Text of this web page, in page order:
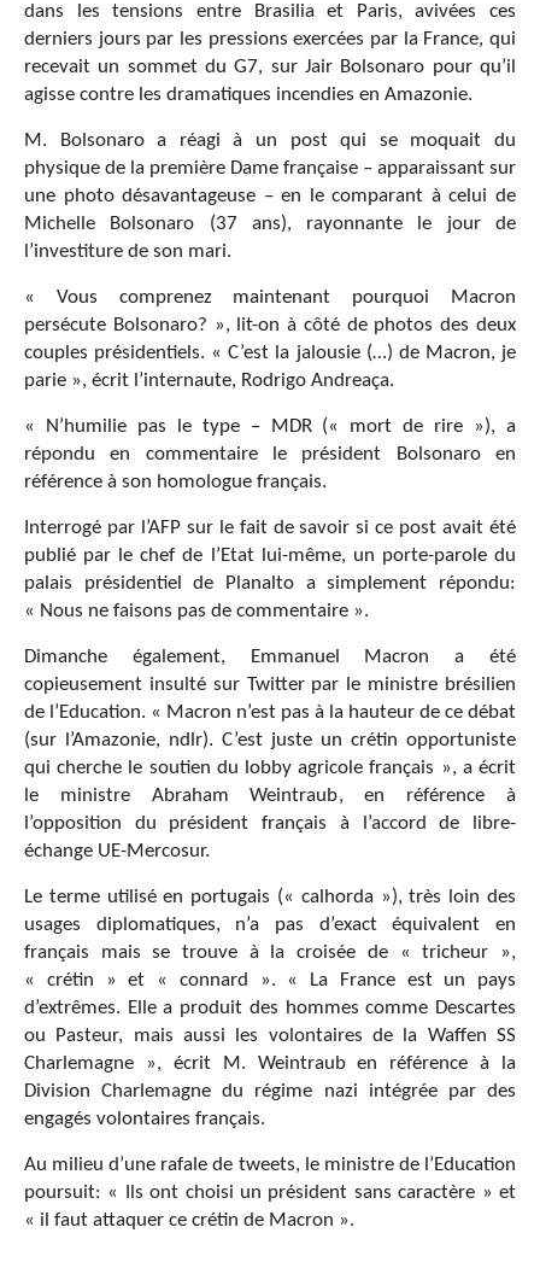
dans les tensions entre Brasilia et Paris, avivées ces
derniers jours par les pressions exercées par la France, qui
recevait un sommet du G7, sur Jair Bolsonaro pour qu’il
agisse contre les dramatiques incendies en Amazonie.
M. Bolsonaro a réagi à un post qui se moquait du
physique de la première Dame française – apparaissant sur
une photo désavantageuse – en le comparant à celui de
Michelle Bolsonaro (37 ans), rayonnante le jour de
l’investiture de son mari.
« Vous comprenez maintenant pourquoi Macron
persécute Bolsonaro? », lit-on à côté de photos des deux
couples présidentiels. « C’est la jalousie (…) de Macron, je
parie », écrit l’internaute, Rodrigo Andreaça.
« N’humilie pas le type – MDR (« mort de rire »), a
répondu en commentaire le président Bolsonaro en
référence à son homologue français.
Interrogé par l’AFP sur le fait de savoir si ce post avait été
publié par le chef de l’Etat lui-même, un porte-parole du
palais présidentiel de Planalto a simplement répondu:
« Nous ne faisons pas de commentaire ».
Dimanche également, Emmanuel Macron a été
copieusement insulté sur Twitter par le ministre brésilien
de l’Education. « Macron n’est pas à la hauteur de ce débat
(sur l’Amazonie, ndlr). C’est juste un crétin opportuniste
qui cherche le soutien du lobby agricole français », a écrit
le ministre Abraham Weintraub, en référence à
l’opposition du président français à l’accord de libre-
échange UE-Mercosur.
Le terme utilisé en portugais (« calhorda »), très loin des
usages diplomatiques, n’a pas d’exact équivalent en
français mais se trouve à la croisée de « tricheur »,
« crétin » et « connard ». « La France est un pays
d’extrêmes. Elle a produit des hommes comme Descartes
ou Pasteur, mais aussi les volontaires de la Waffen SS
Charlemagne », écrit M. Weintraub en référence à la
Division Charlemagne du régime nazi intégrée par des
engagés volontaires français.
Au milieu d’une rafale de tweets, le ministre de l’Education
poursuit: « Ils ont choisi un président sans caractère » et
« il faut attaquer ce crétin de Macron ».